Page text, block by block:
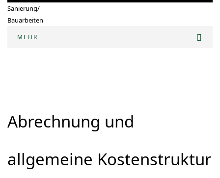
Sanierung/
Bauarbeiten
MEHR
Abrechnung und
allgemeine Kostenstruktur